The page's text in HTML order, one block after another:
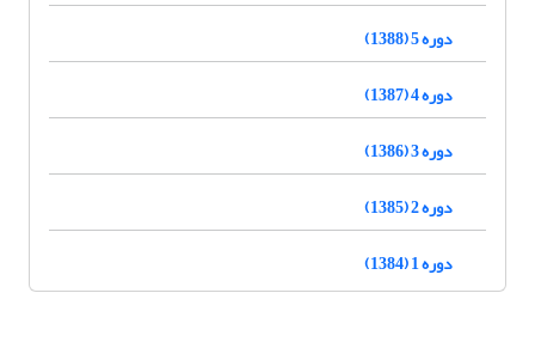
دوره 5 (1388)
دوره 4 (1387)
دوره 3 (1386)
دوره 2 (1385)
دوره 1 (1384)